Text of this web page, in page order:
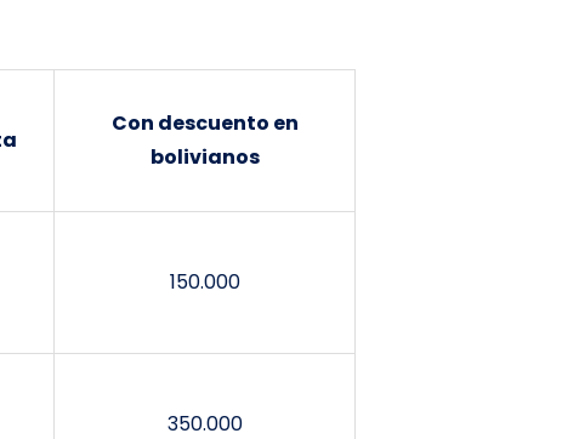
Con descuento en
bolivianos
150.000
350.000